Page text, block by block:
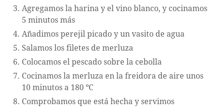
Agregamos la harina y el vino blanco, y cocinamos
5 minutos más
Añadimos perejil picado y un vasito de agua
Salamos los filetes de merluza
Colocamos el pescado sobre la cebolla
Cocinamos la merluza en la freidora de aire unos
10 minutos a 180 ºC
Comprobamos que está hecha y servimos